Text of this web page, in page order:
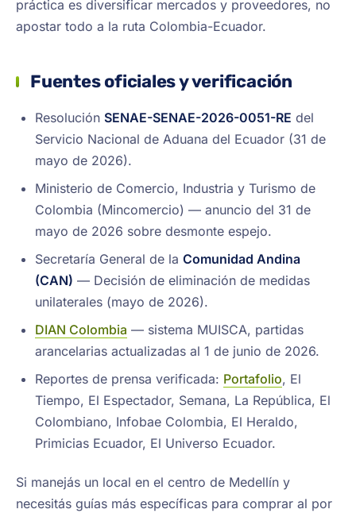
práctica es diversificar mercados y proveedores, no
apostar todo a la ruta Colombia-Ecuador.
Fuentes oficiales y verificación
Resolución SENAE-SENAE-2026-0051-RE del
Servicio Nacional de Aduana del Ecuador (31 de
mayo de 2026).
Ministerio de Comercio, Industria y Turismo de
Colombia (Mincomercio) — anuncio del 31 de
mayo de 2026 sobre desmonte espejo.
Secretaría General de la Comunidad Andina
(CAN) — Decisión de eliminación de medidas
unilaterales (mayo de 2026).
DIAN Colombia — sistema MUISCA, partidas
arancelarias actualizadas al 1 de junio de 2026.
Reportes de prensa verificada: Portafolio, El
Tiempo, El Espectador, Semana, La República, El
Colombiano, Infobae Colombia, El Heraldo,
Primicias Ecuador, El Universo Ecuador.
Si manejás un local en el centro de Medellín y
necesitás guías más específicas para comprar al por